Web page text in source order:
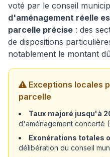
voté par le conseil
d'aménagement réelle
parcelle précise : des
de dispositions
notablement le montant
Exceptions locales
parcelle
Taux majoré jusqu'à
d'aménagement concerté
Exonérations totales
délibération du conseil